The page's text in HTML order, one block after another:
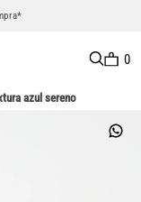
0
azul sereno